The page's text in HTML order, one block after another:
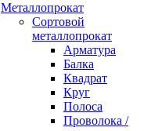
Металлопрокат
Сортовой
металлопрокат
Арматура
Балка
Квадрат
Круг
Полоса
Проволока /